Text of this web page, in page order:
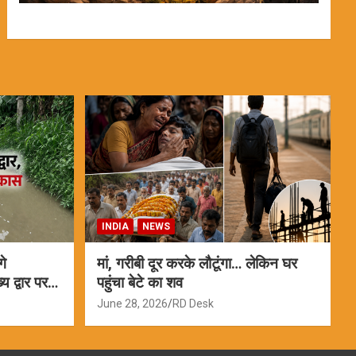
पर
INDIA NEWS
मां, गरीबी दूर करके लौटूंगा… लेकिन घर
पहुंचा बेटे का शव
June 28, 2026 RD Desk